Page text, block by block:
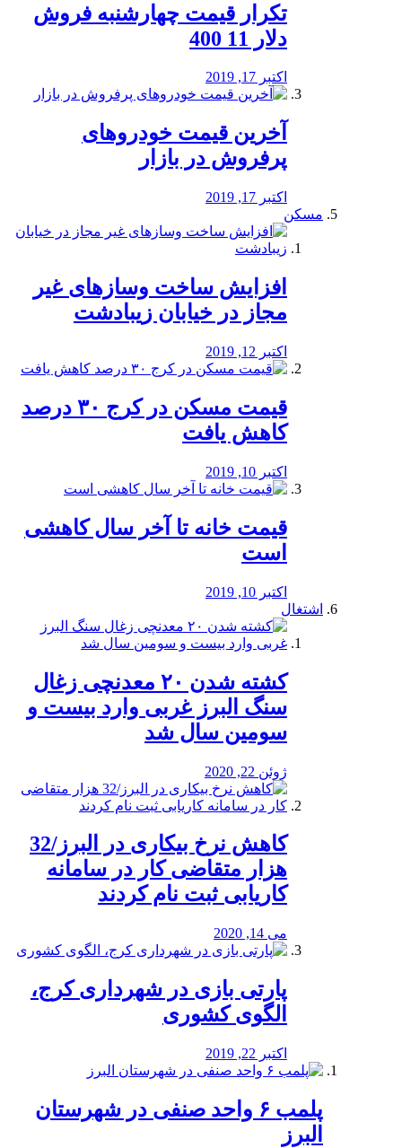
تکرار قیمت چهارشنبه فروش
دلار 11 400
اکتبر 17, 2019
آخرین قیمت خودرو‌های
پرفروش در بازار
اکتبر 17, 2019
مسکن
افزایش ساخت وسازهای غیر
مجاز در خیابان زیبادشت
اکتبر 12, 2019
️قیمت مسکن در کرج ۳۰ درصد
کاهش یافت
اکتبر 10, 2019
قیمت خانه تا آخر سال کاهشی
است
اکتبر 10, 2019
اشتغال
کشته شدن ۲۰ معدنچی زغال
سنگ البرز غربی وارد بیست و
سومین سال شد
ژوئن 22, 2020
کاهش نرخ بیکاری در البرز/32
هزار متقاضی کار در سامانه
کاریابی ثبت نام کردند
می 14, 2020
پارتی بازی در شهرداری کرج،
الگوی کشوری
اکتبر 22, 2019
پلمب ۶ واحد صنفی در شهرستان
البرز